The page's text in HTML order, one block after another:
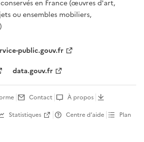
en France (œuvres d'art,
ou ensembles mobiliers,
public.gouv.fr
data.gouv.fr
Contact
À propos
Statistiques Centre d’aide
Plan